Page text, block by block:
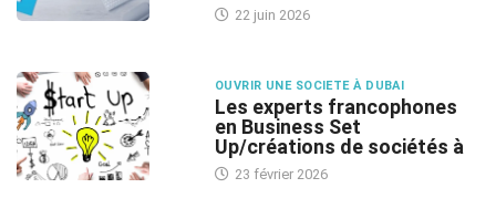
22 juin 2026
OUVRIR UNE SOCIETE À DUBAI
Les experts francophones
en Business Set
Up/créations de sociétés à
23 février 2026